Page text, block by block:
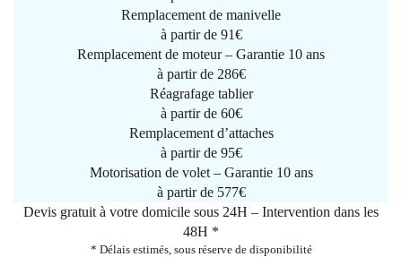
Remplacement de manivelle
à partir de 91€
Remplacement de moteur – Garantie 10 ans
à partir de 286€
Réagrafage tablier
à partir de 60€
Remplacement d’attaches
à partir de 95€
Motorisation de volet – Garantie 10 ans
à partir de 577€
Devis gratuit à votre domicile sous 24H – Intervention dans les
48H *
* Délais estimés, sous réserve de disponibilité